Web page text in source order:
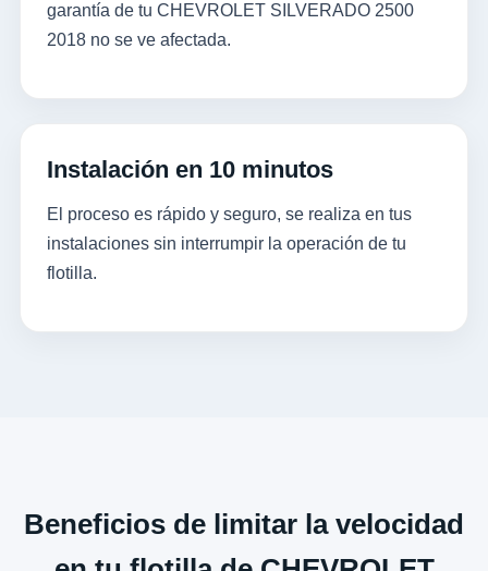
garantía de tu CHEVROLET SILVERADO 2500
2018 no se ve afectada.
Instalación en 10 minutos
El proceso es rápido y seguro, se realiza en tus
instalaciones sin interrumpir la operación de tu
flotilla.
Beneficios de limitar la velocidad